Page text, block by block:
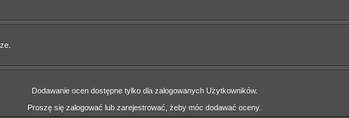
Dodawanie ocen dostępne tylko dla zalogowanych Użytkowników.
Proszę się zalogować lub zarejestrować, żeby móc dodawać oceny.